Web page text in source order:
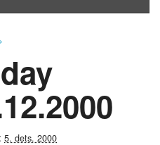
5. dets. 2000